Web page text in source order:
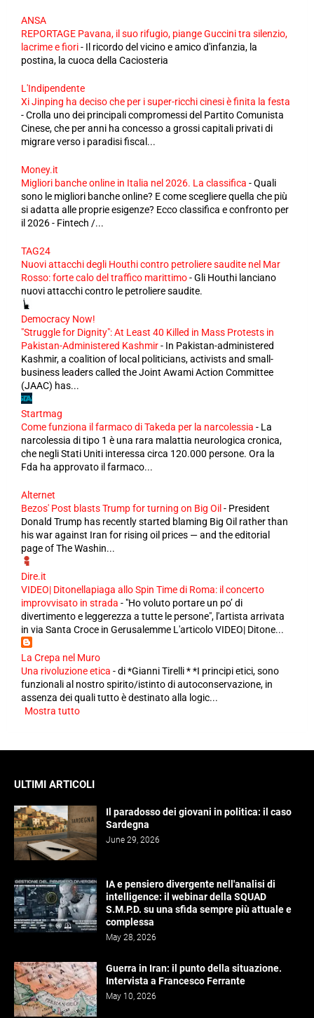
ANSA
REPORTAGE Pavana, il suo rifugio, piange Guccini tra silenzio,
lacrime e fiori- Il ricordo del vicino e amico d'infanzia, la
postina, la cuoca della Caciosteria
L'Indipendente
Xi Jinping ha deciso che per i super-ricchi cinesi è finita la festa
-Crolla uno dei principali compromessi del Partito Comunista
Cinese, che per anni ha concesso a grossi capitali privati di
migrare verso i paradisi fiscal...
Money.it
Migliori banche online in Italia nel 2026. La classifica -Quali
sono le migliori banche online? E come scegliere quella che più
si adatta alle proprie esigenze? Ecco classifica e confronto per
il 2026 - Fintech /...
TAG24
Nuovi attacchi degli Houthi contro petroliere saudite nel Mar
Rosso: forte calo del traffico marittimo-Gli Houthi lanciano
nuovi attacchi contro le petroliere saudite.
Democracy Now!
"Struggle for Dignity": At Least 40 Killed in Mass Protests in
Pakistan-Administered Kashmir- In Pakistan-administered
Kashmir, a coalition of local politicians, activists and small-
business leaders called the Joint Awami Action Committee
(JAAC) has...
Startmag
Come funziona il farmaco di Takeda per la narcolessia - La
narcolessia di tipo 1 è una rara malattia neurologica cronica,
che negli Stati Uniti interessa circa 120.000 persone. Ora la
Fda ha approvato il farmaco...
Alternet
Bezos' Post blasts Trump for turning on Big Oil - President
Donald Trump has recently started blaming Big Oil rather than
his war against Iran for rising oil prices — and the editorial
page of The Washin...
Dire.it
VIDEO| Ditonellapiaga allo Spin Time di Roma: il concerto
improvvisato in strada - "Ho voluto portare un po’ di
divertimento e leggerezza a tutte le persone", l'artista arrivata
in via Santa Croce in Gerusalemme L'articolo VIDEO| Ditone...
La Crepa nel Muro
Una rivoluzione etica -di *Gianni Tirelli * *I principi etici, sono
funzionali al nostro spirito/istinto di autoconservazione, in
assenza dei quali tutto è destinato alla logic...
Mostra tutto
ULTIMI ARTICOLI
Il paradosso dei giovani in politica: il caso
Sardegna
June 29, 2026
IA e pensiero divergente nell'analisi di
intelligence: il webinar della SQUAD
S.M.P.D. su una sfida sempre più attuale e
complessa
May 28, 2026
Guerra in Iran: il punto della situazione.
Intervista a Francesco Ferrante
May 10, 2026